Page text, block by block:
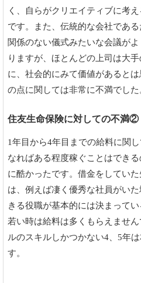
く、自らがクリエイティブに考
です。また、伝統的な会社であ
関係のない儀式みたいな会議が
りますが、ほとんどの上司は大
に、社会的にみて価値があると
の点に関しては非常に不満でした
住友生命保険に対しての不満②
1年目から4年目までの給料に関
なればある程度稼ぐことはでき
に酷かったです。借金をしてい
は、例えば凄く優秀な社員がい
きる役職が基本的には決まって
若い時は給料は多くもらえませ
ルのスキルしかつかない4、5年
す。